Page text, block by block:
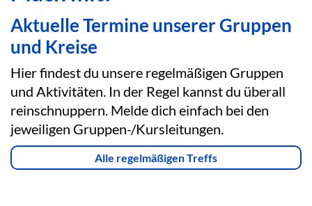
Aktuelle Termine unserer Gruppen
und Kreise
Hier findest du unsere regelmäßigen Gruppen
und Aktivitäten. In der Regel kannst du überall
reinschnuppern. Melde dich einfach bei den
jeweiligen Gruppen-/Kursleitungen.
Alle regelmäßigen Treffs